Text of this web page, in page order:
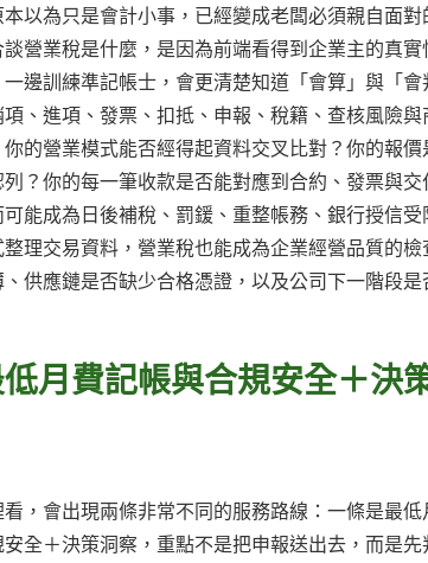
以為只是會計小事，已經變成老闆必須親自面
營業稅是什麼，是因為前端看得到企業主的真
邊訓練準記帳士，會更清楚知道「會算」與「
、進項、發票、扣抵、申報、稅籍、查核風險
的營業模式能否經得起資料交叉比對？你的報
？你的每一筆收款是否能對應到合約、發票與
能成為日後補稅、罰鍰、重整帳務、銀行授信
理交易資料，營業稅也能成為企業經營品質的
供應鏈是否缺少合格憑證，以及公司下一階段是
月費記帳與合規安全＋決
，會出現兩條非常不同的服務路線：一條是最
全＋決策洞察，重點不是把申報送出去，而是